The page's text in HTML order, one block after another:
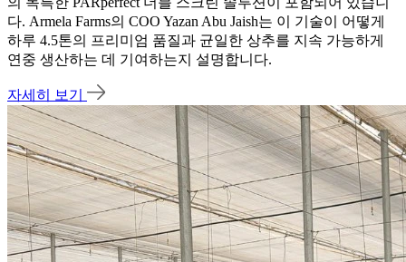
다. Armela Farms의 COO Yazan Abu Jaish는 이 기술이 어떻게
하루 4.5톤의 프리미엄 품질과 균일한 상추를 지속 가능하게
연중 생산하는 데 기여하는지 설명합니다.
자세히 보기